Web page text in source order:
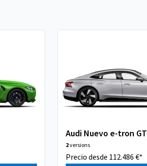
Audi Nuevo e-tron GT
2versions
Precio desde 112.486 €*